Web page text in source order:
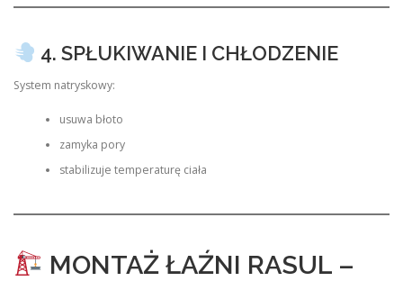
4. SPŁUKIWANIE I CHŁODZENIE
System natryskowy:
usuwa błoto
zamyka pory
stabilizuje temperaturę ciała
MONTAŻ ŁAŹNI RASUL –